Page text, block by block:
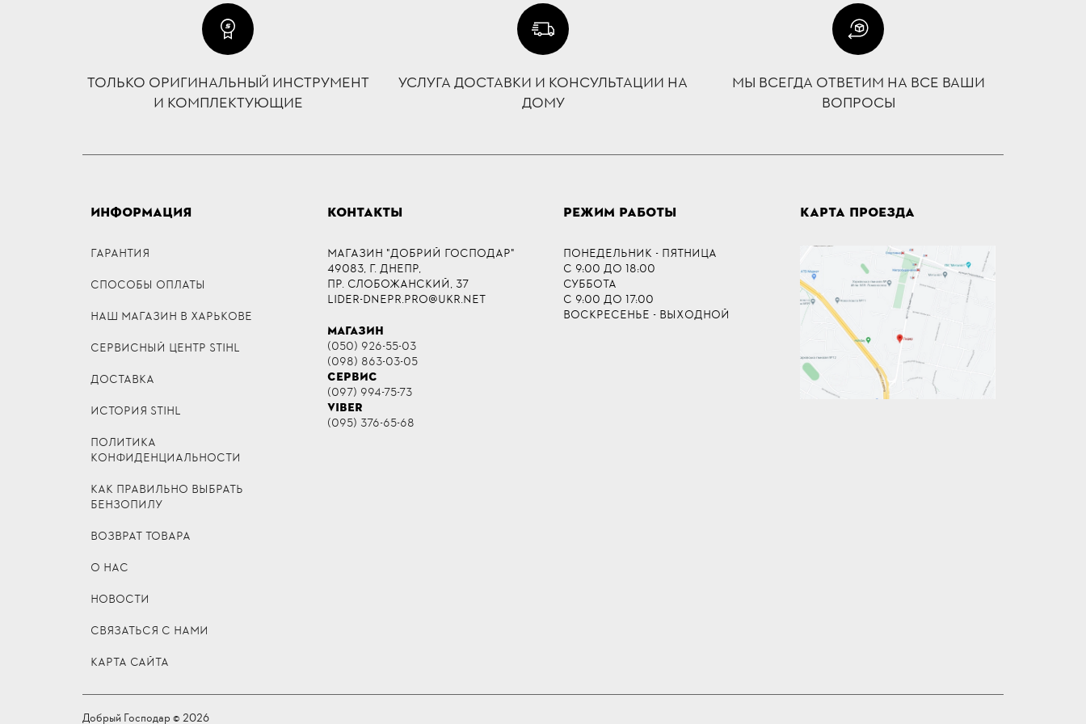
ТОЛЬКО ОРИГИНАЛЬНЫЙ ИНСТРУМЕНТ
И КОМПЛЕКТУЮЩИЕ
УСЛУГА ДОСТАВКИ И КОНСУЛЬТАЦИИ НА
ДОМУ
МЫ ВСЕГДА ОТВЕТИМ НА ВСЕ ВАШИ
ВОПРОСЫ
ИНФОРМАЦИЯ
ГАРАНТИЯ
СПОСОБЫ ОПЛАТЫ
НАШ МАГАЗИН В ХАРЬКОВЕ
СЕРВИСНЫЙ ЦЕНТР STIHL
ДОСТАВКА
ИСТОРИЯ STIHL
ПОЛИТИКА
КОНФИДЕНЦИАЛЬНОСТИ
КАК ПРАВИЛЬНО ВЫБРАТЬ
БЕНЗОПИЛУ
ВОЗВРАТ ТОВАРА
О НАС
НОВОСТИ
СВЯЗАТЬСЯ С НАМИ
КАРТА САЙТА
КОНТАКТЫ
МАГАЗИН "ДОБРИЙ ГОСПОДАР"
49083, Г. ДНЕПР,
ПР. СЛОБОЖАНСКИЙ, 37
LIDER-DNEPR.PRO@UKR.NET
МАГАЗИН
(050) 926-55-03
(098) 863-03-05
СЕРВИС
(097) 994-75-73
VIBER
(095) 376-65-68
РЕЖИМ РАБОТЫ
ПОНЕДЕЛЬНИК - ПЯТНИЦА
С 9:00 ДО 18:00
СУББОТА
С 9:00 ДО 17:00
ВОСКРЕСЕНЬЕ - ВЫХОДНОЙ
КАРТА ПРОЕЗДА
Добрый Господар © 2026